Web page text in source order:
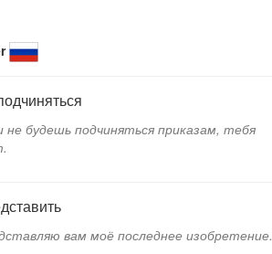
не будешь подчиняться приказам, тебя
вам моё последнее изобретение.